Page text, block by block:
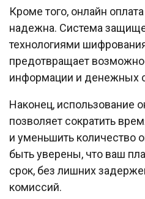
Кроме того, онлайн
надежна. Система
технологиями
предотвращает
информации и денежных
Наконец, использование
позволяет сократить
и уменьшить количество
быть уверены, что ваш
срок, без лишних
комиссий.